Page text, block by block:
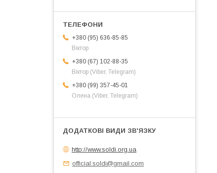
+380 (95) 636-85-85
Віктор
+380 (67) 102-88-35
Віктор (Viber, Telegram)
+380 (99) 357-45-01
Олена (Viber, Telegram)
http://www.soldi.org.ua
official.soldi@gmail.com